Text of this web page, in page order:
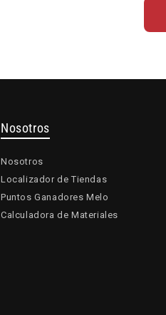
Nosotros
Nosotros
Localizador de Tiendas
Puntos Ganadores Melo
Calculadora de Materiales